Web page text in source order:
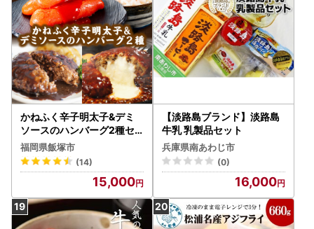
かねふく辛子明太子&デミ
ソースのハンバーグ2種セ
ット【A5-301】
福岡県飯塚市
(14)
15,000
【淡路島ブランド】淡路島
牛乳 乳製品セット
兵庫県南あわじ市
(0)
16,000